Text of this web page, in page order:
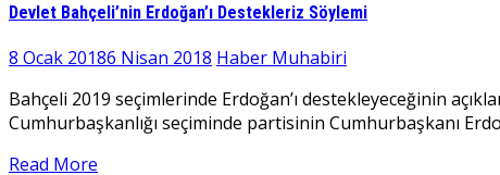
Devlet Bahçeli’nin Erdoğan’ı Destekleriz Söylemi
8 Ocak 20186 Nisan 2018 Haber Muhabiri
Bahçeli 2019 seçimlerinde Erdoğan’ı destekleyeceğinin
Cumhurbaşkanlığı seçiminde partisinin Cumhurbaşkanı
Read More